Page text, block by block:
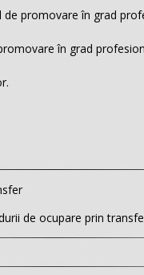
promovare în grad
în grad
de ocupare prin